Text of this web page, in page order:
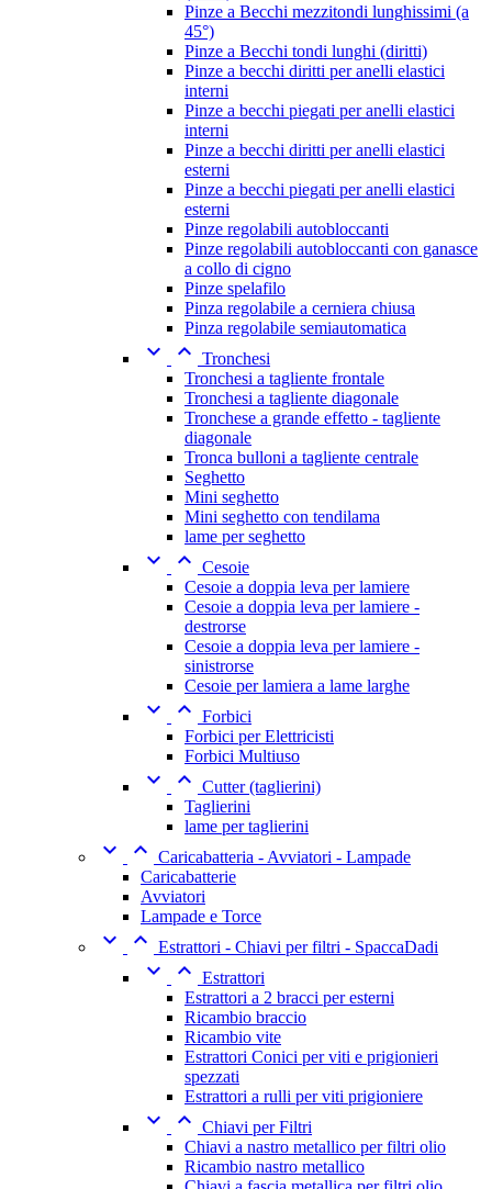
Pinze a Becchi mezzitondi lunghissimi (a
45°)
Pinze a Becchi tondi lunghi (diritti)
Pinze a becchi diritti per anelli elastici
interni
Pinze a becchi piegati per anelli elastici
interni
Pinze a becchi diritti per anelli elastici
esterni
Pinze a becchi piegati per anelli elastici
esterni
Pinze regolabili autobloccanti
Pinze regolabili autobloccanti con ganasce
a collo di cigno
Pinze spelafilo
Pinza regolabile a cerniera chiusa
Pinza regolabile semiautomatica
  Tronchesi
Tronchesi a tagliente frontale
Tronchesi a tagliente diagonale
Tronchese a grande effetto - tagliente
diagonale
Tronca bulloni a tagliente centrale
Seghetto
Mini seghetto
Mini seghetto con tendilama
lame per seghetto
  Cesoie
Cesoie a doppia leva per lamiere
Cesoie a doppia leva per lamiere -
destrorse
Cesoie a doppia leva per lamiere -
sinistrorse
Cesoie per lamiera a lame larghe
  Forbici
Forbici per Elettricisti
Forbici Multiuso
  Cutter (taglierini)
Taglierini
lame per taglierini
  Caricabatteria - Avviatori - Lampade
Caricabatterie
Avviatori
Lampade e Torce
  Estrattori - Chiavi per filtri - SpaccaDadi
  Estrattori
Estrattori a 2 bracci per esterni
Ricambio braccio
Ricambio vite
Estrattori Conici per viti e prigionieri
spezzati
Estrattori a rulli per viti prigioniere
  Chiavi per Filtri
Chiavi a nastro metallico per filtri olio
Ricambio nastro metallico